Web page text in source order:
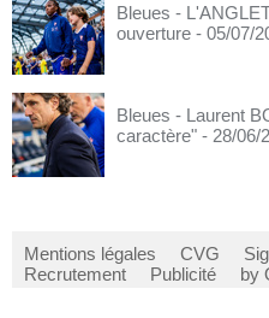
Bleues -
ouverture - 05/07/
Bleues - Laurent
caractère" - 28/06/
Mentions légales CVG
Recrutement
Publicité by